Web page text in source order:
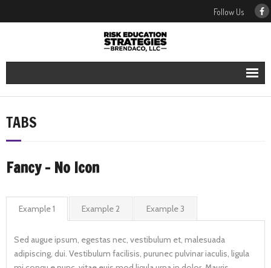
Follow Us
Our Services
Our People
Our Blog
TABS
Fancy - No Icon
Example 1 Example 2 Example 3
Sed augue ipsum, egestas nec, vestibulum et, malesuada
adipiscing, dui. Vestibulum facilisis, purunec pulvinar iaculis, ligula